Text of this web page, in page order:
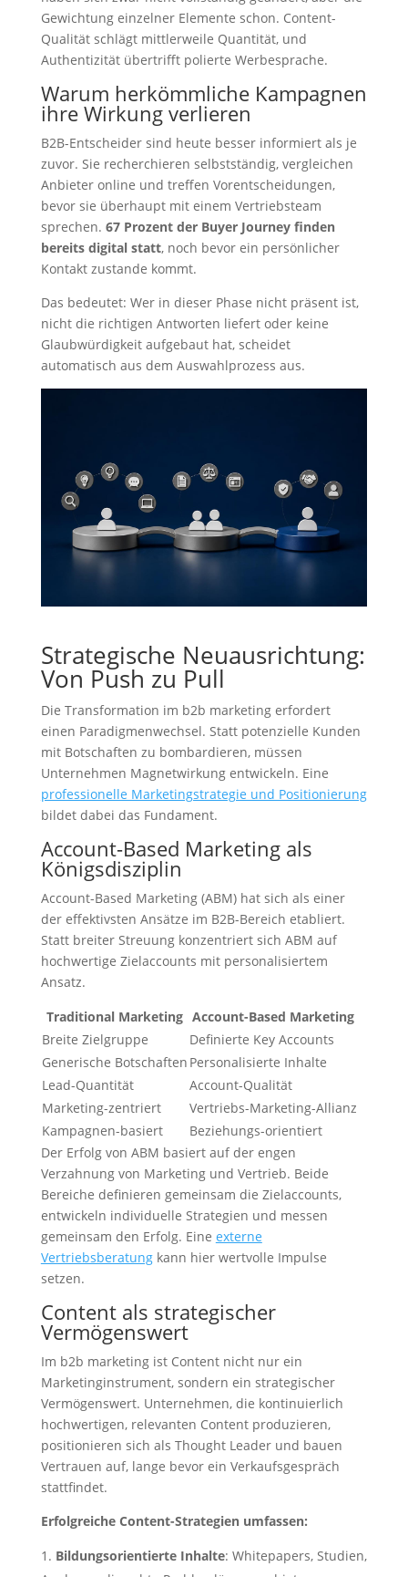
Gewichtung einzelner Elemente schon. Content-
Qualität schlägt mittlerweile Quantität, und
Authentizität übertrifft polierte Werbesprache.
Warum herkömmliche Kampagnen
ihre Wirkung verlieren
B2B-Entscheider sind heute besser informiert als je
zuvor. Sie recherchieren selbstständig, vergleichen
Anbieter online und treffen Vorentscheidungen,
bevor sie überhaupt mit einem Vertriebsteam
sprechen. 67 Prozent der Buyer Journey finden
bereits digital statt, noch bevor ein persönlicher
Kontakt zustande kommt.
Das bedeutet: Wer in dieser Phase nicht präsent ist,
nicht die richtigen Antworten liefert oder keine
Glaubwürdigkeit aufgebaut hat, scheidet
automatisch aus dem Auswahlprozess aus.
Strategische Neuausrichtung:
Von Push zu Pull
Die Transformation im b2b marketing erfordert
einen Paradigmenwechsel. Statt potenzielle Kunden
mit Botschaften zu bombardieren, müssen
Unternehmen Magnetwirkung entwickeln. Eine
professionelle Marketingstrategie und Positionierung
bildet dabei das Fundament.
Account-Based Marketing als
Königsdisziplin
Account-Based Marketing (ABM) hat sich als einer
der effektivsten Ansätze im B2B-Bereich etabliert.
Statt breiter Streuung konzentriert sich ABM auf
hochwertige Zielaccounts mit personalisiertem
Ansatz.
Traditional Marketing Account-Based Marketing
Breite Zielgruppe
Definierte Key Accounts
Generische Botschaften Personalisierte Inhalte
Lead-Quantität
Account-Qualität
Marketing-zentriert
Vertriebs-Marketing-Allianz
Kampagnen-basiert
Beziehungs-orientiert
Der Erfolg von ABM basiert auf der engen
Verzahnung von Marketing und Vertrieb. Beide
Bereiche definieren gemeinsam die Zielaccounts,
entwickeln individuelle Strategien und messen
gemeinsam den Erfolg. Eine externe
Vertriebsberatungkann hier wertvolle Impulse
setzen.
Content als strategischer
Vermögenswert
Im b2b marketing ist Content nicht nur ein
Marketinginstrument, sondern ein strategischer
Vermögenswert. Unternehmen, die kontinuierlich
hochwertigen, relevanten Content produzieren,
positionieren sich als Thought Leader und bauen
Vertrauen auf, lange bevor ein Verkaufsgespräch
stattfindet.
Erfolgreiche Content-Strategien umfassen:
Bildungsorientierte Inhalte: Whitepapers, Studien,